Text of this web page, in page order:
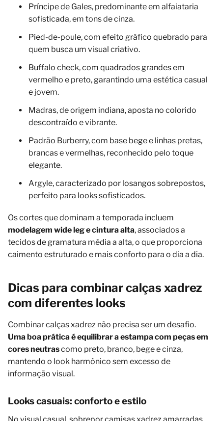
Príncipe de Gales, predominante em alfaiataria
sofisticada, em tons de cinza.
Pied-de-poule, com efeito gráfico quebrado para
quem busca um visual criativo.
Buffalo check, com quadrados grandes em
vermelho e preto, garantindo uma estética casual
e jovem.
Madras, de origem indiana, aposta no colorido
descontraído e vibrante.
Padrão Burberry, com base bege e linhas pretas,
brancas e vermelhas, reconhecido pelo toque
elegante.
Argyle, caracterizado por losangos sobrepostos,
perfeito para looks sofisticados.
Os cortes que dominam a temporada incluem
modelagem wide leg e cintura alta, associados a
tecidos de gramatura média a alta, o que proporciona
caimento estruturado e mais conforto para o dia a dia.
Dicas para combinar calças xadrez
com diferentes looks
Combinar calças xadrez não precisa ser um desafio.
Uma boa prática é equilibrar a estampa com peças em
cores neutrascomo preto, branco, bege e cinza,
mantendo o look harmônico sem excesso de
informação visual.
Looks casuais: conforto e estilo